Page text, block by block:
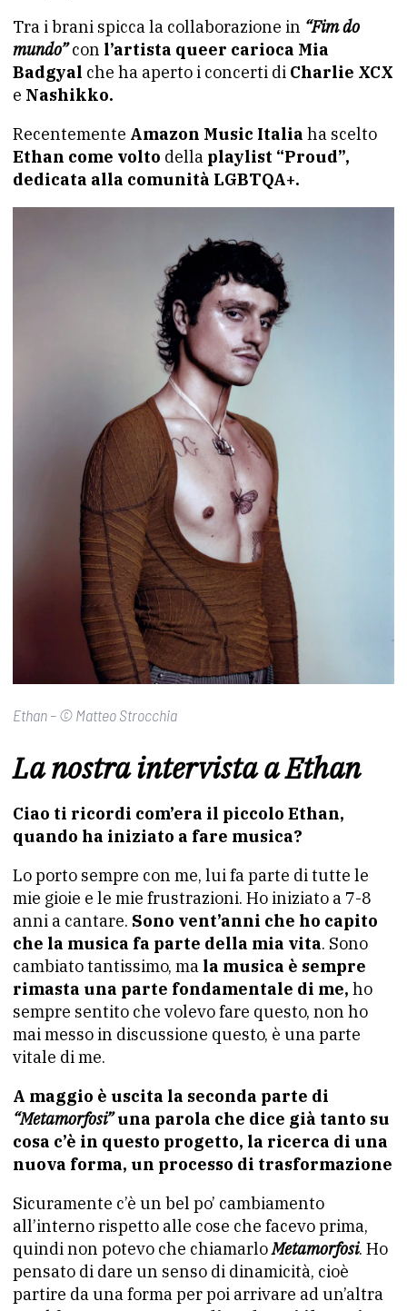
Tra i brani spicca la collaborazione in “Fim do
mundo” con l’artista queer carioca Mia
Badgyal che ha aperto i concerti di Charlie XCX
e Nashikko.
Recentemente Amazon Music Italia ha scelto
Ethan come volto della playlist “Proud”,
dedicata alla comunità LGBTQA+.
Ethan – © Matteo Strocchia
La nostra intervista a Ethan
Ciao ti ricordi com’era il piccolo Ethan,
quando ha iniziato a fare musica?
Lo porto sempre con me, lui fa parte di tutte le
mie gioie e le mie frustrazioni. Ho iniziato a 7-8
anni a cantare. Sono vent’anni che ho capito
che la musica fa parte della mia vita. Sono
cambiato tantissimo, ma la musica è sempre
rimasta una parte fondamentale di me, ho
sempre sentito che volevo fare questo, non ho
mai messo in discussione questo, è una parte
vitale di me.
A maggio è uscita la seconda parte di
“Metamorfosi”una parola che dice già tanto su
cosa c’è in questo progetto, la ricerca di una
nuova forma, un processo di trasformazione
Sicuramente c’è un bel po’ cambiamento
all’interno rispetto alle cose che facevo prima,
quindi non potevo che chiamarloMetamorfosi. Ho
pensato di dare un senso di dinamicità, cioè
partire da una forma per poi arrivare ad un’altra